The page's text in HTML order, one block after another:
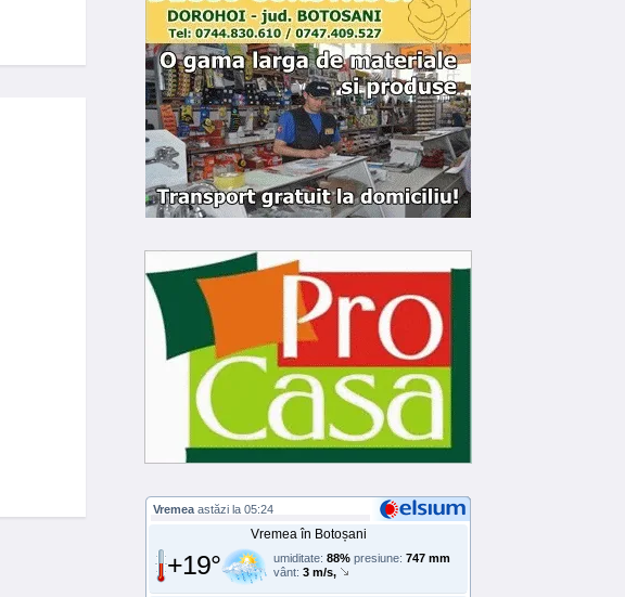
Vremea astăzi la 05:24
Vremea în Botoșani
+19° umiditate: 88% presiune: 747 mm
vânt: 3 m/s,